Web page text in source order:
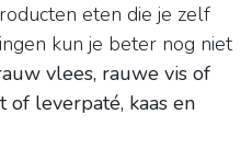
eten die je zelf
kun je beter nog niet
vlees, rauwe vis of
leverpaté, kaas en